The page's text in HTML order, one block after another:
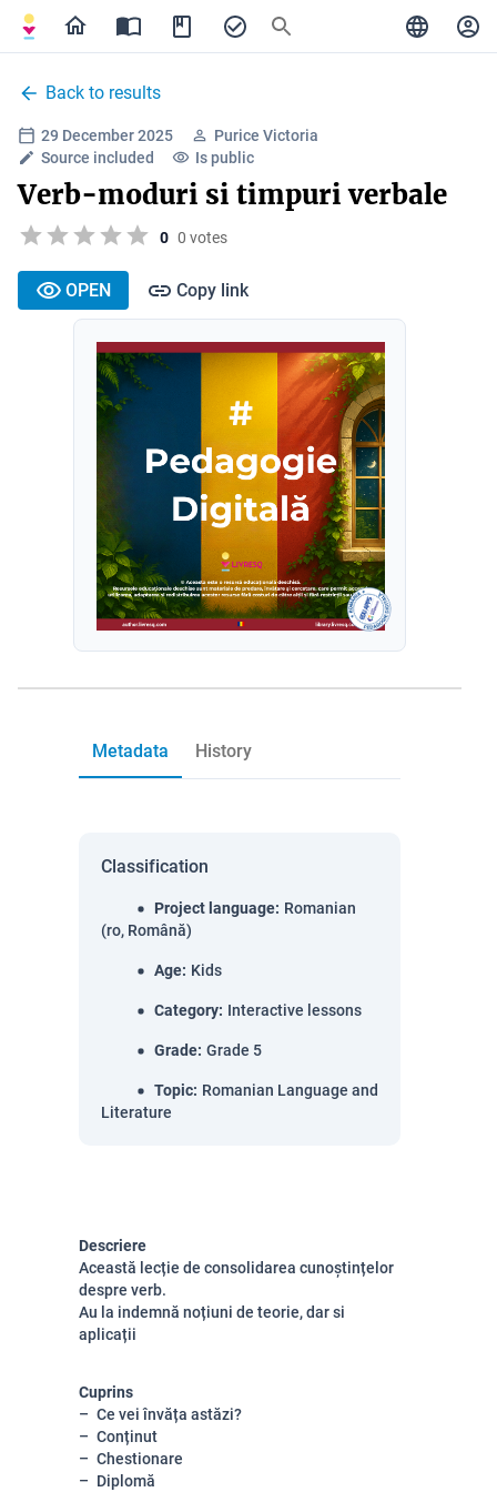
Back to results
29 December 2025
Purice Victoria
Source included
Is public
Verb-moduri si timpuri verbale
0 0 votes
OPEN Copy link
Metadata History
Classification
Project language: Romanian
(ro, Română)
Age: Kids
Category: Interactive lessons
Grade: Grade 5
Topic: Romanian Language and
Literature
Descriere
Această lecție de consolidarea cunoștințelor
despre verb.
Au la indemnă noțiuni de teorie, dar si
aplicații
Cuprins
Ce vei învăța astăzi?
Conținut
Chestionare
Diplomă